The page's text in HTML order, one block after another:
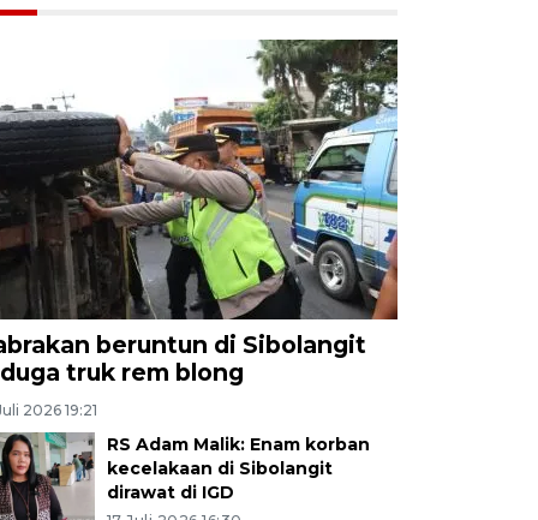
beruntun di Sibolangit
truk rem blong
2026 19:21
RS Adam Malik: Enam korban
kecelakaan di Sibolangit
dirawat di IGD